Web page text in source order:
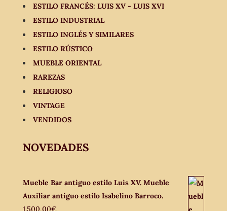
ESTILO FRANCÉS: LUIS XV - LUIS XVI
ESTILO INDUSTRIAL
ESTILO INGLÉS Y SIMILARES
ESTILO RÚSTICO
MUEBLE ORIENTAL
RAREZAS
RELIGIOSO
VINTAGE
VENDIDOS
NOVEDADES
Mueble Bar antiguo estilo Luis XV. Mueble
Auxiliar antiguo estilo Isabelino Barroco.
1.500,00€